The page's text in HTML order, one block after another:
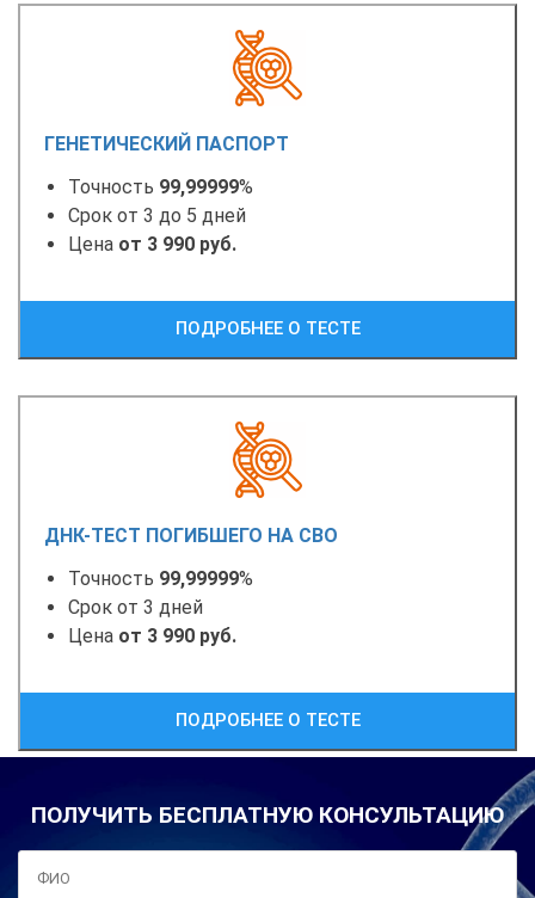
ГЕНЕТИЧЕСКИЙ ПАСПОРТ
Точность 99,99999%
Срок от 3 до 5 дней
Цена от 3 990 руб.
ПОДРОБНЕЕ О ТЕСТЕ
ДНК-ТЕСТ ПОГИБШЕГО НА СВО
Точность 99,99999%
Срок от 3 дней
Цена от 3 990 руб.
ПОДРОБНЕЕ О ТЕСТЕ
ПОЛУЧИТЬ БЕСПЛАТНУЮ КОНСУЛЬТАЦИЮ